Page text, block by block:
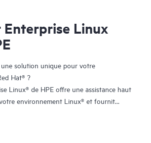
Enterprise Linux
une solution unique pour votre
Hat® ?
Linux® de HPE offre une assistance haut
environnement Linux® et fournit
exceptionnelle. En outre, vous